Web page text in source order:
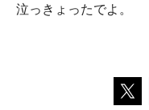
泣っきょったでよ。